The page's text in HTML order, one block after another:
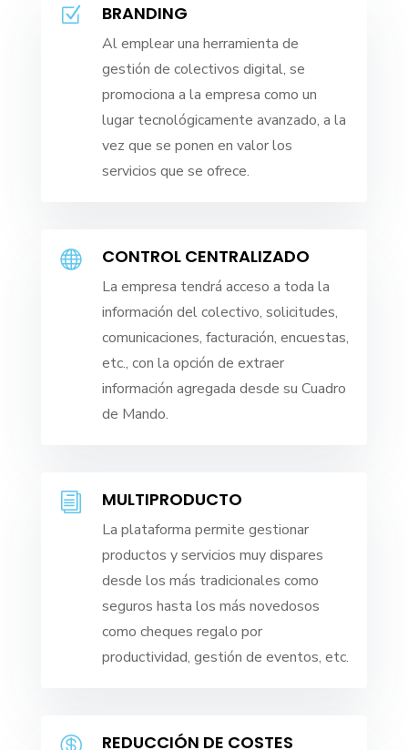
Z BRANDING
Al emplear una herramienta de
gestión de colectivos digital, se
promociona a la empresa como un
lugar tecnológicamente avanzado, a la
vez que se ponen en valor los
servicios que se ofrece.
 CONTROL CENTRALIZADO
La empresa tendrá acceso a toda la
información del colectivo, solicitudes,
comunicaciones, facturación, encuestas,
etc., con la opción de extraer
información agregada desde su Cuadro
de Mando.
i MULTIPRODUCTO
La plataforma permite gestionar
productos y servicios muy dispares
desde los más tradicionales como
seguros hasta los más novedosos
como cheques regalo por
productividad, gestión de eventos, etc.
 REDUCCIÓN DE COSTES